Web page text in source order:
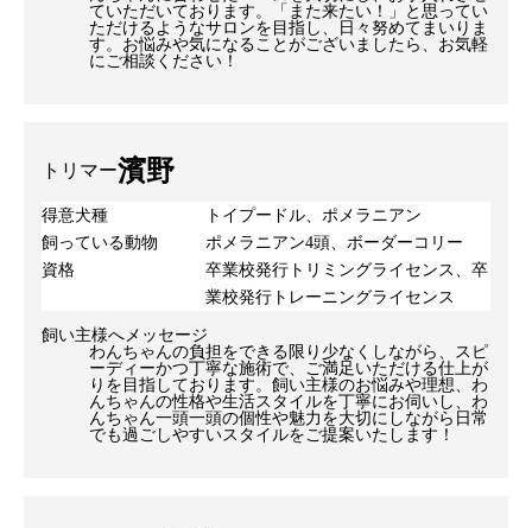
ていただいております。「また来たい！」と思ってい
ただけるようなサロンを目指し、日々努めてまいりま
す。お悩みや気になることがございましたら、お気軽
にご相談ください！
トリマー濱野
得意犬種
トイプードル、ポメラニアン
飼っている動物
ポメラニアン4頭、ボーダーコリー
資格
卒業校発行トリミングライセンス、卒
業校発行トレーニングライセンス
飼い主様へメッセージ
わんちゃんの負担をできる限り少なくしながら、スピ
ーディーかつ丁寧な施術で、ご満足いただける仕上が
りを目指しております。飼い主様のお悩みや理想、わ
んちゃんの性格や生活スタイルを丁寧にお伺いし、わ
んちゃん一頭一頭の個性や魅力を大切にしながら日常
でも過ごしやすいスタイルをご提案いたします！